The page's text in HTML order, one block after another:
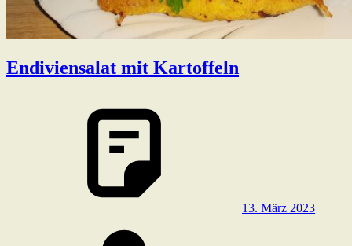
Endiviensalat mit Kartoffeln
13. März 2023